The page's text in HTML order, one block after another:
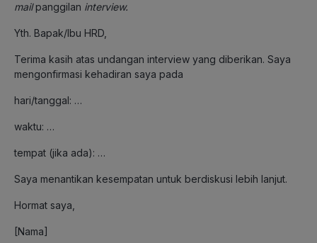
mailpanggilan interview.
Yth. Bapak/Ibu HRD,
Terima kasih atas undangan interview yang diberikan. Saya
mengonfirmasi kehadiran saya pada
hari/tanggal: …
waktu: …
tempat (jika ada): …
Saya menantikan kesempatan untuk berdiskusi lebih lanjut.
Hormat saya,
[Nama]